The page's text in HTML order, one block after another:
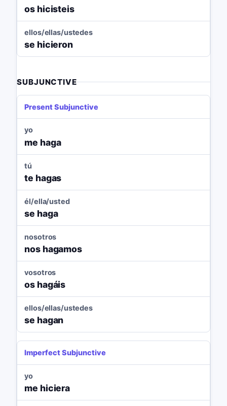
os hicisteis
ellos/ellas/ustedes
se hicieron
SUBJUNCTIVE
Present Subjunctive
yo
me haga
tú
te hagas
él/ella/usted
se haga
nosotros
nos hagamos
vosotros
os hagáis
ellos/ellas/ustedes
se hagan
Imperfect Subjunctive
yo
me hiciera